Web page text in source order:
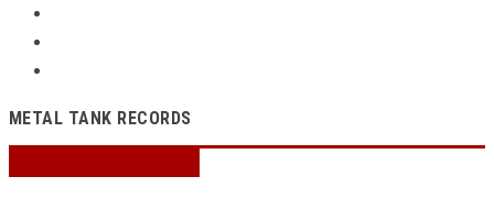
METAL TANK RECORDS